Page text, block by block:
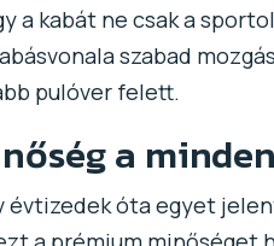
a kabát ne csak a
szabad
pulóver felett.
a
évtizedek óta egyet